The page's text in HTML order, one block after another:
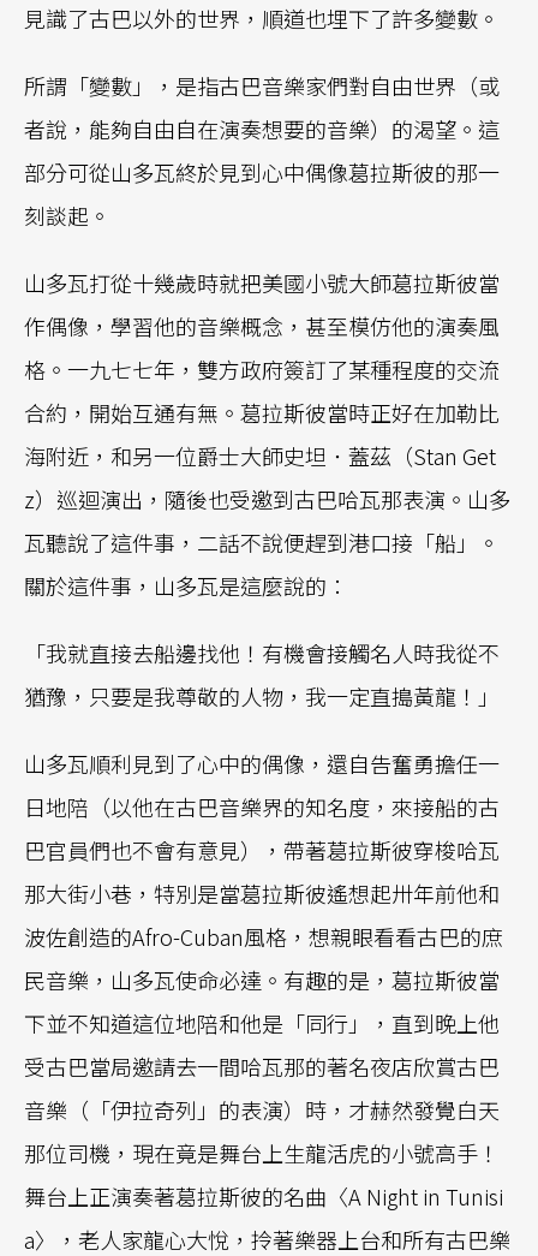
見識了古巴以外的世界，順道也埋下了許多變數。
所謂「變數」，是指古巴音樂家們對自由世界（或
者說，能夠自由自在演奏想要的音樂）的渴望。這
部分可從山多瓦終於見到心中偶像葛拉斯彼的那一
刻談起。
山多瓦打從十幾歲時就把美國小號大師葛拉斯彼當
作偶像，學習他的音樂概念，甚至模仿他的演奏風
格。一九七七年，雙方政府簽訂了某種程度的交流
合約，開始互通有無。葛拉斯彼當時正好在加勒比
海附近，和另一位爵士大師史坦．蓋茲（Stan Get
z）巡迴演出，隨後也受邀到古巴哈瓦那表演。山多
瓦聽說了這件事，二話不說便趕到港口接「船」。
關於這件事，山多瓦是這麼說的：
「我就直接去船邊找他！有機會接觸名人時我從不
猶豫，只要是我尊敬的人物，我一定直搗黃龍！」
山多瓦順利見到了心中的偶像，還自告奮勇擔任一
日地陪（以他在古巴音樂界的知名度，來接船的古
巴官員們也不會有意見），帶著葛拉斯彼穿梭哈瓦
那大街小巷，特別是當葛拉斯彼遙想起卅年前他和
波佐創造的Afro-Cuban風格，想親眼看看古巴的庶
民音樂，山多瓦使命必達。有趣的是，葛拉斯彼當
下並不知道這位地陪和他是「同行」，直到晚上他
受古巴當局邀請去一間哈瓦那的著名夜店欣賞古巴
音樂（「伊拉奇列」的表演）時，才赫然發覺白天
那位司機，現在竟是舞台上生龍活虎的小號高手！
舞台上正演奏著葛拉斯彼的名曲〈A Night in Tunisi
a〉，老人家龍心大悅，拎著樂器上台和所有古巴樂